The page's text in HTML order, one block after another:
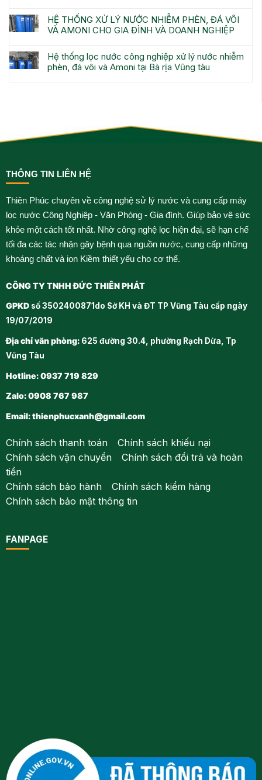
HỆ THỐNG XỬ LÝ NƯỚC NHIỄM PHÈN, ĐÁ VÔI
VÀ AMONI CHO GIA ĐÌNH VÀ DOANH NGHIỆP
Hệ thống lọc nước công nghiệp xử lý nước nhiễm
phèn, đá vôi và Amoni tại Bà rịa Vũng tàu
THÔNG TIN LIÊN HỆ
Thiên Phúc chuyên về công nghệ sử lý nước và cung cấp máy
lọc nước Công Nghiệp - Văn Phòng - Gia đình. Giúp bảo vệ sức
khỏe một cách tốt nhất. Nhờ công nghệ lọc hiện đại, sẽ hạn chế
tối đa các tác nhận gây bệnh qua nguồn nước, cung cấp những
khoáng chất và ion Kiềm thiết yếu cho cơ thể.
CÔNG TY TNHH ĐỨC THIÊN PHÁT
GPKDsố 3502400871do Sở KH và ĐT TP Vũng Tàu cấp ngày
19/07/2019
Địa chỉ văn phòng:625 đường 30.4, phường Rạch Dừa, Tp
Vũng Tàu
Hotline: 0937 719 829
Zalo: 0908 767 987
Email:thienphucxanh@gmail.com
Chính sách thanh toán- Chính sách khiếu nại
Chính sách vận chuyển- Chính sách đổi trả và hoàn
tiền
Chính sách bảo hành- Chính sách kiểm hàng
Chính sách bảo mật thông tin
FANPAGE